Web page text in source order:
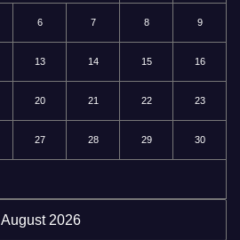
August 2026
6 7 8 9
13 14 15 16
20 21 22 23
27 28 29 30